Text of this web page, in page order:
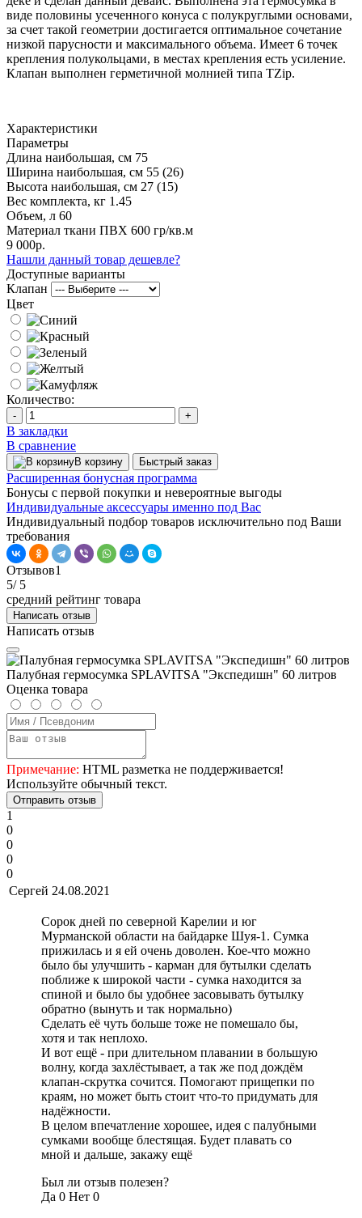
виде половины усеченного конуса с полукруглыми основами,
за счет такой геометрии достигается оптимальное сочетание
низкой парусности и максимального объема. Имеет 6 точек
крепления полукольцами, в местах крепления есть усиление.
Клапан выполнен герметичной молнией типа TZip.
Характеристики
Параметры
Длина наибольшая, см 75
Ширина наибольшая, см 55 (26)
Высота наибольшая, см 27 (15)
Вес комплекта, кг 1.45
Объем, л 60
Материал ткани ПВХ 600 гр/кв.м
9 000р.
Нашли данный товар дешевле?
Доступные варианты
Клапан
Цвет
Количество:
- +
В закладки
В сравнение
В корзину Быстрый заказ
Расширенная бонусная программа
Бонусы с первой покупки и невероятные выгоды
Индивидуальные аксессуары именно под Вас
Индивидуальный подбор товаров исключительно под Ваши
требования
Отзывов1
5/ 5
средний рейтинг товара
Написать отзыв
Написать отзыв
Палубная гермосумка SPLAVITSA "Экспедишн" 60 литров
Оценка товара
Примечание: HTML разметка не поддерживается!
Используйте обычный текст.
Отправить отзыв
1
0
0
0
0
Сергей 24.08.2021
Сорок дней по северной Карелии и юг
Мурманской области на байдарке Шуя-1. Сумка
прижилась и я ей очень доволен. Кое-что можно
было бы улучшить - карман для бутылки сделать
поближе к широкой части - сумка находится за
спиной и было бы удобнее засовывать бутылку
обратно (вынуть и так нормально)
Сделать её чуть больше тоже не помешало бы,
хотя и так неплохо.
И вот ещё - при длительном плавании в большую
волну, когда захлёстывает, а так же под дождём
клапан-скрутка сочится. Помогают прищепки по
краям, но может быть стоит что-то придумать для
надёжности.
В целом впечатление хорошее, идея с палубными
сумками вообще блестящая. Будет плавать со
мной и дальше, закажу ещё
Был ли отзыв полезен?
Да 0 Нет 0